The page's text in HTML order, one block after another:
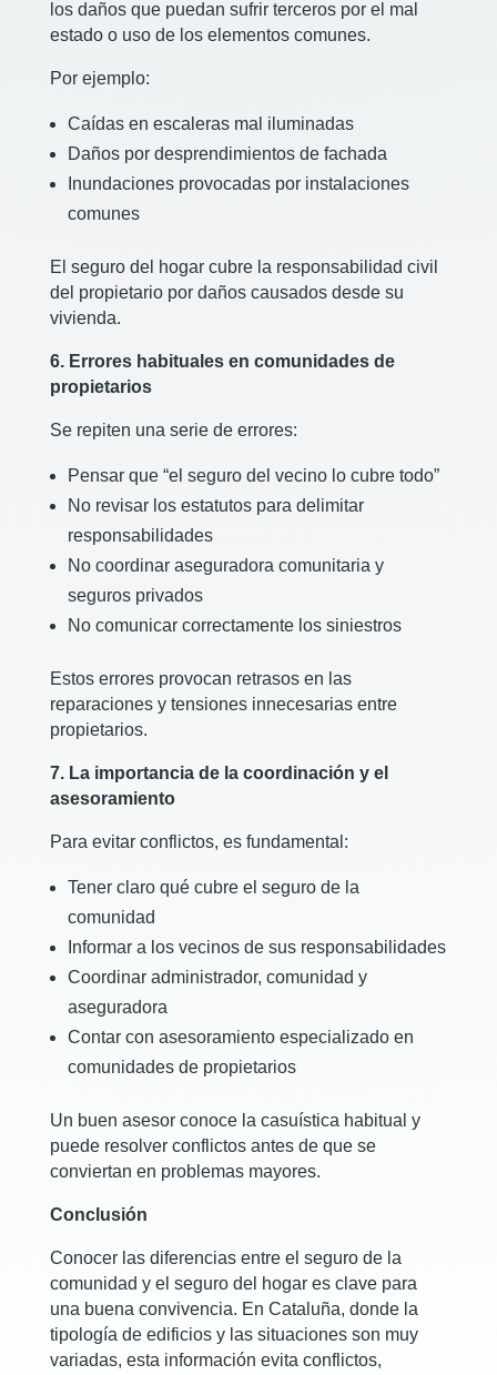
los daños que puedan sufrir terceros por el mal
estado o uso de los elementos comunes.
Por ejemplo:
Caídas en escaleras mal iluminadas
Daños por desprendimientos de fachada
Inundaciones provocadas por instalaciones
comunes
El seguro del hogar cubre la responsabilidad civil
del propietario por daños causados desde su
vivienda.
6. Errores habituales en comunidades de
propietarios
Se repiten una serie de errores:
Pensar que “el seguro del vecino lo cubre todo”
No revisar los estatutos para delimitar
responsabilidades
No coordinar aseguradora comunitaria y
seguros privados
No comunicar correctamente los siniestros
Estos errores provocan retrasos en las
reparaciones y tensiones innecesarias entre
propietarios.
7. La importancia de la coordinación y el
asesoramiento
Para evitar conflictos, es fundamental:
Tener claro qué cubre el seguro de la
comunidad
Informar a los vecinos de sus responsabilidades
Coordinar administrador, comunidad y
aseguradora
Contar con asesoramiento especializado en
comunidades de propietarios
Un buen asesor conoce la casuística habitual y
puede resolver conflictos antes de que se
conviertan en problemas mayores.
Conclusión
Conocer las diferencias entre el seguro de la
comunidad y el seguro del hogar es clave para
una buena convivencia. En Cataluña, donde la
tipología de edificios y las situaciones son muy
variadas, esta información evita conflictos,